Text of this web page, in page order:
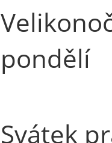
pondělí
Svátek